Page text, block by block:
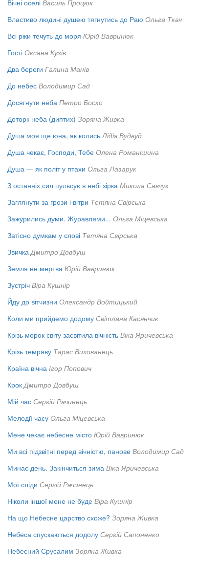
Вічні оселі Василь Процюк
Властиво людині душею тягнутись до Раю Ольга Ткач
Всі ріки течуть до моря Юрій Вавринюк
Гості Оксана Кузів
Два береги Галина Манів
До небес Володимир Сад
Досягнути неба Петро Боско
Доторк неба (диптих) Зоряна Живка
Душа моя ще юна, як колись Лідія Вудвуд
Душа чекає, Господи, Тебе Олена Романішина
Душа — як політ у птахи Ольга Лазарук
З останніх сил пульсує в небі зірка Микола Савчук
Заглянути за грози і вітри Тетяна Свірська
Зажурились думи. Журавлями... Ольга Міцевська
Затісно думкам у слові Тетяна Свірська
Звичка Дмитро Довбуш
Земля не мертва Юрій Вавринюк
Зустріч Віра Кушнір
Йду до вітчизни Олександр Войтицький
Коли ми прийдемо додому Світлана Касянчик
Крізь морок світу засвітила вічність Віка Яричевська
Крізь темряву Тарас Вихованець
Країна вічна Ігор Попович
Крок Дмитро Довбуш
Мій час Сергій Рачинець
Мелодії часу Ольга Міцевська
Мене чекає небесне місто Юрій Вавринюк
Ми всі підзвітні перед вічністю, панове Володимир Сад
Минає день. Закінчиться зима Віка Яричевська
Мої сліди Сергій Рачинець
Ніколи іншої мене не буде Віра Кушнір
На що Небесне царство схоже? Зоряна Живка
Небеса спускаються додолу Сергій Сапоненко
Небесний Єрусалим Зоряна Живка